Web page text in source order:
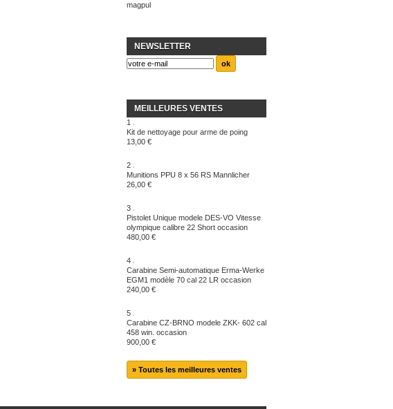
magpul
NEWSLETTER
MEILLEURES VENTES
1
Kit de nettoyage pour arme de poing
13,00 €
2
Munitions PPU 8 x 56 RS Mannlicher
26,00 €
3
Pistolet Unique modele DES-VO Vitesse
olympique calibre 22 Short occasion
480,00 €
4
Carabine Semi-automatique Erma-Werke
EGM1 modèle 70 cal 22 LR occasion
240,00 €
5
Carabine CZ-BRNO modele ZKK- 602 cal
458 win. occasion
900,00 €
» Toutes les meilleures ventes